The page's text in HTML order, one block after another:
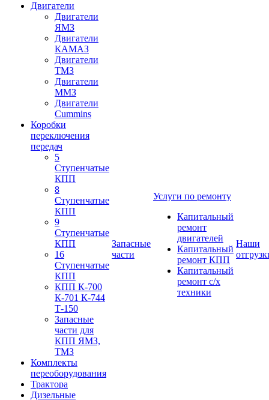
Двигатели
Двигатели
ЯМЗ
Двигатели
КАМАЗ
Двигатели
ТМЗ
Двигатели
ММЗ
Двигатели
Cummins
Коробки
переключения
передач
5
Ступенчатые
КПП
8
Ступенчатые
КПП
9
Ступенчатые
КПП
16
Ступенчатые
КПП
КПП К-700
К-701 К-744
Т-150
Запасные
части для
КПП ЯМЗ,
ТМЗ
Комплекты
переоборудования
Трактора
Дизельные
Запасные
части
Услуги по ремонту
Капитальный
ремонт
двигателей
Капитальный
ремонт КПП
Капитальный
ремонт с/х
техники
Наши